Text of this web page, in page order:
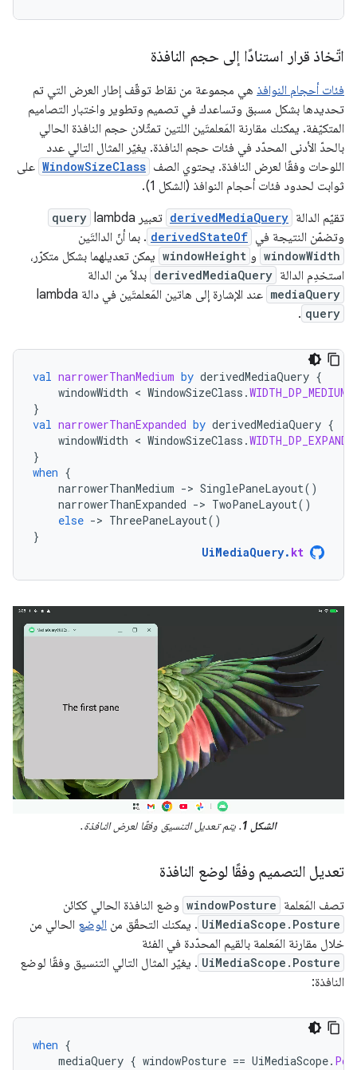
اتّخاذ قرار استنادًا إلى حجم النافذة
فئات أحجام النوافذ هي مجموعة من نقاط توقّف إطار العرض التي تم
تحديدها بشكل مسبق وتساعدك في تصميم وتطوير واختبار التصاميم
المتكيّفة. يمكنك مقارنة المَعلمتَين اللتين تمثّلان حجم النافذة الحالي
بالحدّ الأدنى المحدّد في فئات حجم النافذة. يغيّر المثال التالي عدد
اللوحات وفقًا لعرض النافذة. يحتوي الصف WindowSizeClass على
ثوابت لحدود فئات أحجام النوافذ (الشكل 1).
تقيّم الدالة derivedMediaQuery تعبير lambda query
وتضمّن النتيجة في derivedStateOf . بما أنّ الدالتَين
windowWidth و windowHeight يمكن تعديلهما بشكل متكرّر،
استخدِم الدالة derivedMediaQuery بدلاً من الدالة
mediaQuery عند الإشارة إلى هاتين المَعلمتَين في دالة lambda
query
.
val narrowerThanMedium by derivedMediaQuery {
windowWidth < WindowSizeClass .
}
val narrowerThanExpanded by derivedMediaQuery {
windowWidth < WindowSizeClass .
}
when {
narrowerThanMedium -> SinglePaneLayout()
narrowerThanExpanded -> TwoPaneLayout()
else -> ThreePaneLayout()
}
UiMediaQuery. kt
الشكل 1 . يتم تعديل التنسيق وفقًا لعرض النافذة.
تعديل التصميم وفقًا لوضع النافذة
تصف المَعلمة windowPosture وضع النافذة الحالي ككائن
UiMediaScope.Posture . يمكنك التحقّق من الوضع الحالي من
خلال مقارنة المَعلمة بالقيم المحدّدة في الفئة
UiMediaScope.Posture . يغيّر المثال التالي التنسيق وفقًا لوضع
النافذة:
when {
mediaQuery { windowPosture == UiMediaScope.